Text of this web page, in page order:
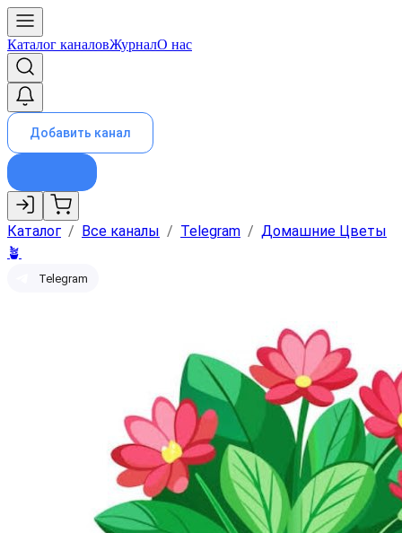
Каталог каналовЖурналО нас
Добавить канал
Каталог / Все каналы / Telegram / Домашние Цветы
🪴
Telegram